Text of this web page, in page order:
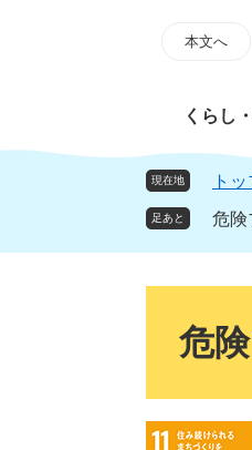
頭
飛
本
本文へ
くらし
現在地 ト
足あと 危険
危